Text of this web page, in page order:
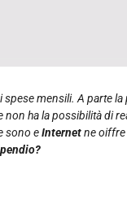
mensili. A parte
ha la possibilità di
sono eInternetne oiffre